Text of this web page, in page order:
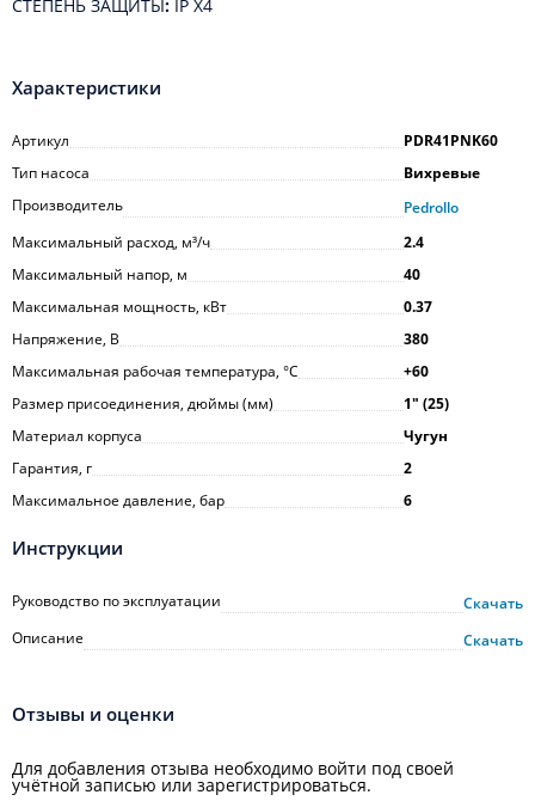
СТЕПЕНЬ ЗАЩИТЫ: IP X4
Характеристики
Артикул
PDR41PNK60
Тип насоса
Вихревые
Производитель
Pedrollo
Максимальный расход, м³/ч
2.4
Максимальный напор, м
40
Максимальная мощность, кВт
0.37
Напряжение, В
380
Максимальная рабочая температура, °С
+60
Размер присоединения, дюймы (мм)
1ʺ (25)
Материал корпуса
Чугун
Гарантия, г
2
Максимальное давление, бар
6
Инструкции
Руководство по эксплуатации
Скачать
Описание
Скачать
Отзывы и оценки
Для добавления отзыва необходимо войти под своей
учётной записью или зарегистрироваться.